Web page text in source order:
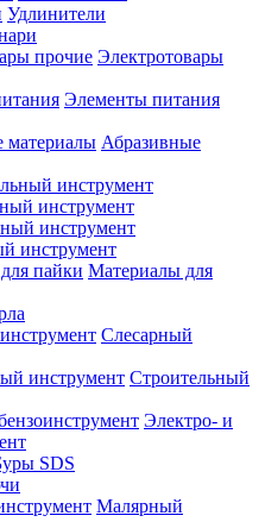
Удлинители
Электротовары
Элементы питания
Абразивные
инструмент
инструмент
Материалы для
Слесарный
Строительный
Электро- и
SDS
Малярный